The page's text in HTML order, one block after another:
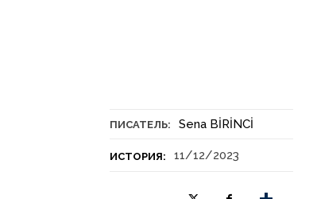
ПИСАТЕЛЬ: Sena BİRİNCİ
ИСТОРИЯ: 11/12/2023